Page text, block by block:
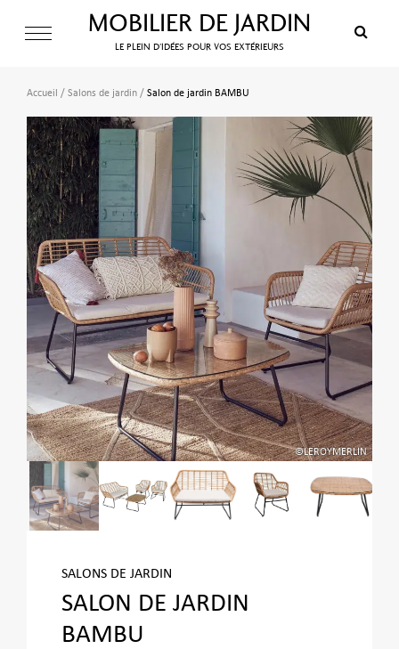
MOBILIER DE JARDIN
LE PLEIN D’IDÉES POUR VOS EXTÉRIEURS
Accueil /Salons de jardin/Salon de jardin BAMBU
©LEROYMERLIN
SALONS DE JARDIN
SALON DE JARDIN
BAMBU